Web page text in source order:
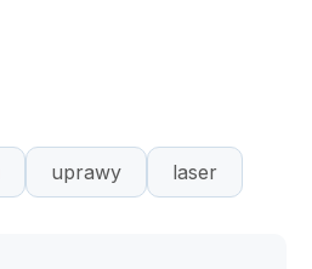
uprawy laser